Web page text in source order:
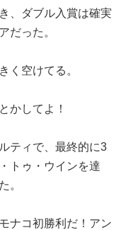
、ダブル入賞は確実
だった。
く空けてる。
かしてよ！
ティで、最終的に3
トゥ・ウインを達
。
ナコ初勝利だ！アン